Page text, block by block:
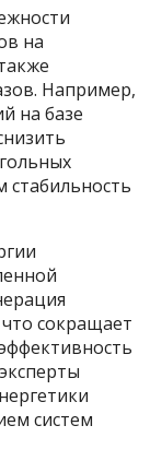
на
Например,
на базе
стабильность
сокращает
систем